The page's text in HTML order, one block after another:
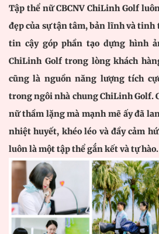
Tập thể nữ CBCNV ChiLinh Golf
đẹp của sự tận tâm, bản lĩnh và tinh
tin cậy góp phần tạo dựng hình
ChiLinh Golf trong lòng khách
cũng là nguồn năng lượng tích
trong ngôi nhà chung ChiLinh Golf.
nữ thầm lặng mà mạnh mẽ ấy đã
nhiệt huyết, khéo léo và đầy cảm
luôn là một tập thể gắn kết và tự hào.